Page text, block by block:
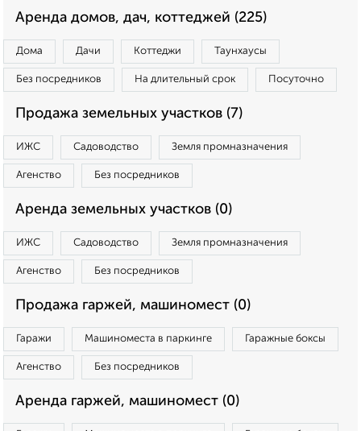
Аренда домов, дач, коттеджей (225)
Дома Дачи Коттеджи Таунхаусы
Без посредников На длительный срок Посуточно
Продажа земельных участков (7)
ИЖС Садоводство Земля промназначения
Агенство Без посредников
Аренда земельных участков (0)
ИЖС Садоводство Земля промназначения
Агенство Без посредников
Продажа гаржей, машиномест (0)
Гаражи Машиноместа в паркинге Гаражные боксы
Агенство Без посредников
Аренда гаржей, машиномест (0)